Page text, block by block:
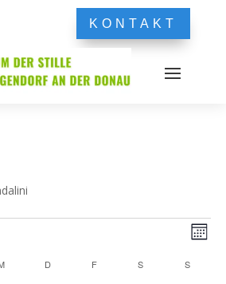
KONTAKT
Monat
MITTWOCH
DDONNERSTAG
FFREITAG S SAMSTAGS